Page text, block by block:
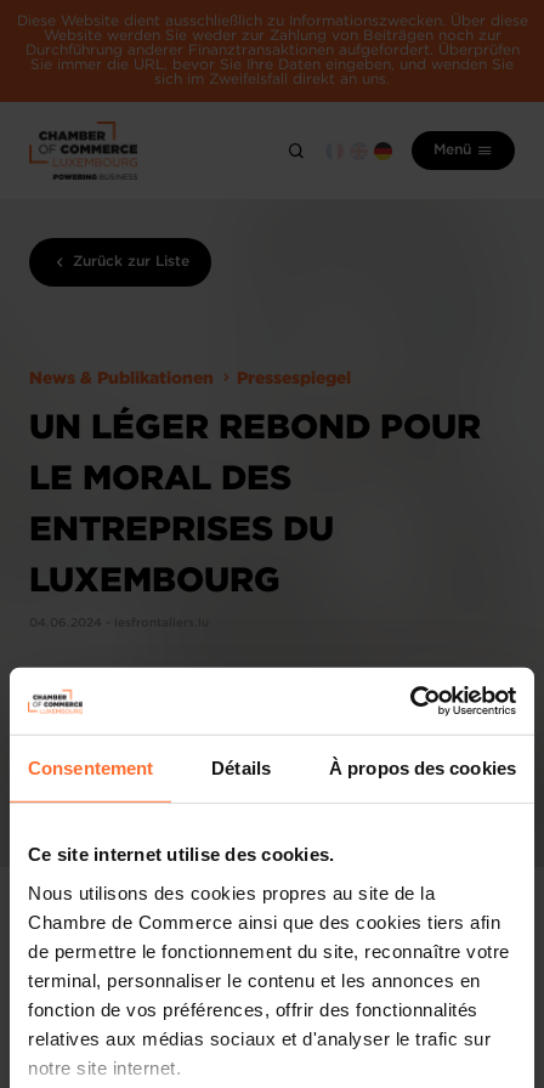
Consentement Détails À propos des cookies
Ce site internet utilise des cookies.
Nous utilisons des cookies propres au site de la
Chambre de Commerce ainsi que des cookies tiers afin
de permettre le fonctionnement du site, reconnaître votre
terminal, personnaliser le contenu et les annonces en
fonction de vos préférences, offrir des fonctionnalités
relatives aux médias sociaux et d'analyser le trafic sur
notre site internet.
Diese Website dient ausschließlich zu Informationszwecken. Über diese
Website werden Sie weder zur Zahlung von Beiträgen noch zur
Durchführung anderer Finanztransaktionen aufgefordert. Überprüfen
Sie immer die URL, bevor Sie Ihre Daten eingeben, und wenden Sie
sich im Zweifelsfall direkt an uns.
Menü
Zurück zur Liste
News & Publikationen Pressespiegel
UN LÉGER REBOND POUR
LE MORAL DES
ENTREPRISES DU
LUXEMBOURG
Pressespiegel
Diesen Artikel teilen